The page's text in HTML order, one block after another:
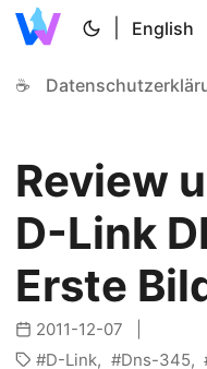
English
☕
Review
D-Link
Erste
2011-12-07
D-Link
Dns-345